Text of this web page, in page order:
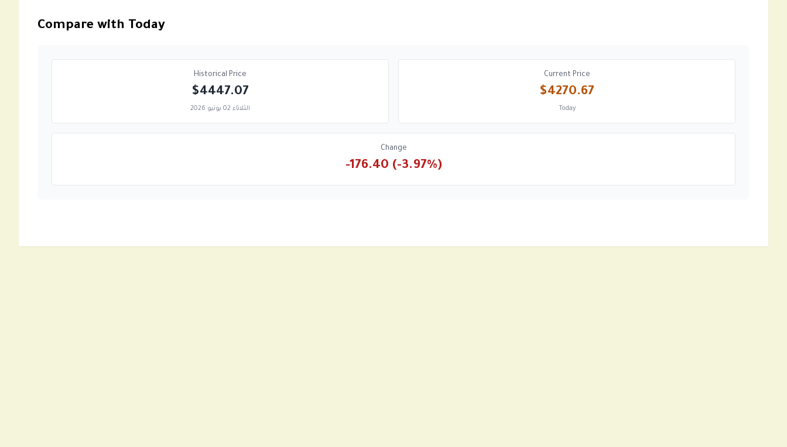
Compare with Today
Historical Price
$4447.07
الثلاثاء 02 يونيو 2026
Current Price
$4270.67
Today
Change
-176.40 (-3.97%)